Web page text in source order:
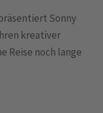
Sonny
kreativer
Reise noch lange